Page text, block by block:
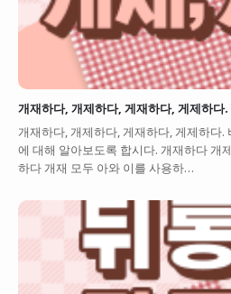
개재하다, 개제하다, 게재하다, 게제하다
개재하다, 개제하다, 게재하다, 게제하다.
에 대해 알아보도록 합시다. 개재하다 개
하다 개재 모두 아와 이를 사용하…